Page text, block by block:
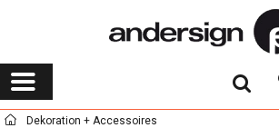
Dekoration + Accessoires